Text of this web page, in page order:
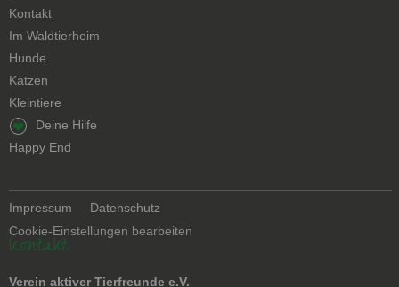
Kontakt
Navigation
überspringen
Im Waldtierheim
Hunde
Katzen
Kleintiere
Navigation
überspringen
Deine Hilfe
Happy End
Navigation
überspringen
Impressum
Datenschutz
Cookie-Einstellungen bearbeiten
Kontakt
Verein aktiver Tierfreunde e.V.